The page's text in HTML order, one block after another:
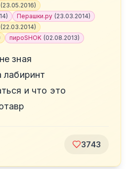
(23.05.2016)
) Перашки.ру (23.03.2014)
(22.03.2014)
пироSHOK (02.08.2013)
зная
лабиринт
и что это
3743